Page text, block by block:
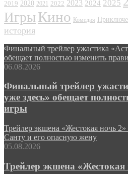
2019 2020 2021 2022 2023 2024 2025
Игры Кино Комедия
история
Финальный трейлер ужастика
обещает полностью изменить
06.08.2026
Финальный трейлер
уже здесь» обещает
игры
Трейлер экшена «Жестокая ночь 2»
Санту и его опасную жену
05.08.2026
Трейлер экшена «Жестокая